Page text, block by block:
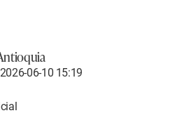
06-10 15:19